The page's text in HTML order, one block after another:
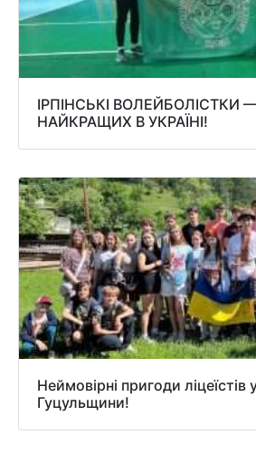
ІРПІНСЬКІ ВОЛЕЙБОЛІСТКИ
НАЙКРАЩИХ В УКРАЇНІ!
Неймовірні пригоди ліцеїстів
Гуцульщини!